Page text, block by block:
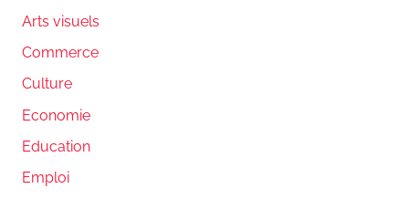
Arts visuels
Commerce
Culture
Economie
Education
Emploi